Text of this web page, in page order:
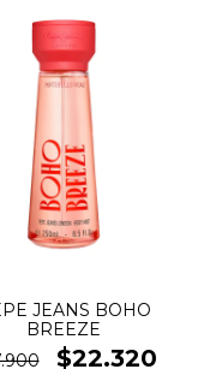
JEANS BOHO
BREEZE
$22.320